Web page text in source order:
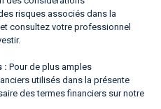
risques associés dans la
consultez votre professionnel
: Pour de plus amples
utilisés dans la présente
des termes financiers sur notre